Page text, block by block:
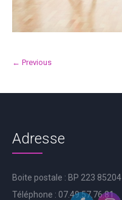
← Previous
Adresse
Boite postale : BP 223 85204
Téléphone : 07.49.57.76.81